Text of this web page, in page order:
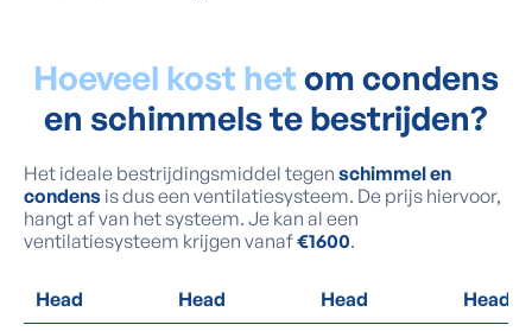
Hoeveel kost het om condens
en schimmels te bestrijden?
Het ideale bestrijdingsmiddel tegen schimmel en
condens is dus een ventilatiesysteem. De prijs hiervoor,
hangt af van het systeem. Je kan al een
ventilatiesysteem krijgen vanaf€1600.
Head Head Head
Head